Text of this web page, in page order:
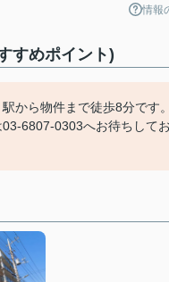
情報
めポイント)
から物件まで徒歩8分です
6807-0303へお待ちして